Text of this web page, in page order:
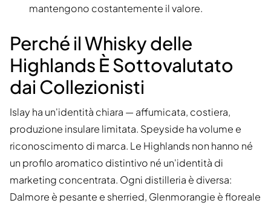
mantengono costantemente il valore.
Perché il Whisky delle
Highlands È Sottovalutato
dai Collezionisti
Islay ha un'identità chiara — affumicata, costiera,
produzione insulare limitata. Speyside ha volume e
riconoscimento di marca. Le Highlands non hanno né
un profilo aromatico distintivo né un'identità di
marketing concentrata. Ogni distilleria è diversa:
Dalmore è pesante e sherried, Glenmorangie è floreale